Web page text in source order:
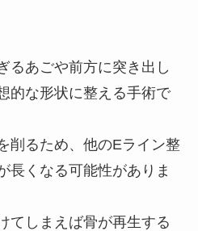
るあごや前方に突き出し
的な形状に整える手術で
削るため、他のEライン整
長くなる可能性がありま
てしまえば骨が再生する